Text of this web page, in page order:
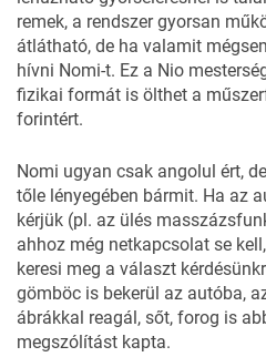
remek, a rendszer gyorsan
átlátható, de ha valamit
hívni Nomi-t. Ez a Nio
fizikai formát is ölthet a
forintért.
Nomi ugyan csak angolul ért,
tőle lényegében bármit. Ha az
kérjük (pl. az ülés
ahhoz még netkapcsolat se
keresi meg a választ
gömböc is bekerül az autóba,
ábrákkal reagál, sőt, forog is
megszólítást kapta.